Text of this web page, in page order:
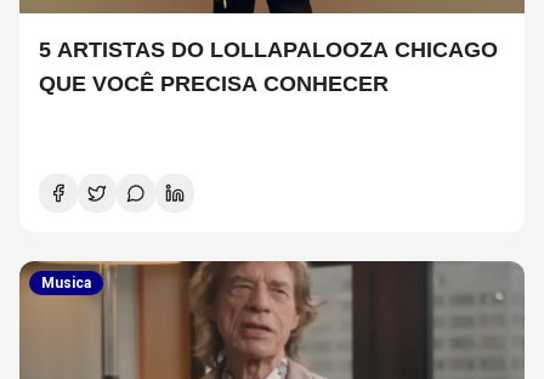
5 ARTISTAS DO LOLLAPALOOZA CHICAGO
QUE VOCÊ PRECISA CONHECER
Musica